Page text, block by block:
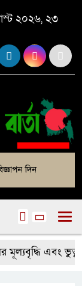
২০২৬, ২৩
এবং ভুতুড়ে